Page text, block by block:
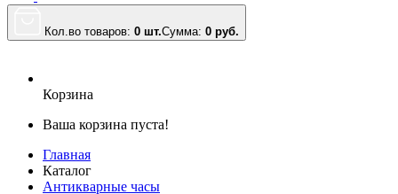
Кол.во товаров: 0 шт.Сумма: 0 руб.
Корзина
Ваша корзина пуста!
Главная
Каталог
Антикварные часы